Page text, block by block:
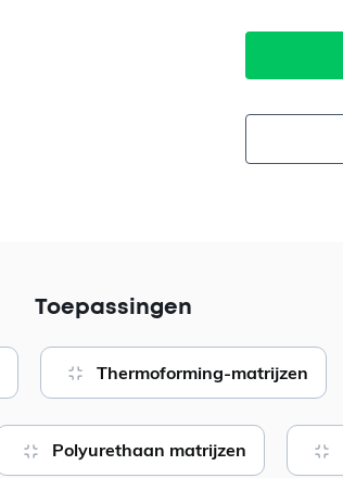
Toepassingen
Thermoforming-matrijzen
Polyurethaan matrijzen